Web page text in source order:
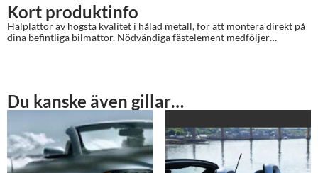
Kort produktinfo
Hälplattor av högsta kvalitet i hålad metall, för att montera direkt på
dina befintliga bilmattor. Nödvändiga fästelement medföljer…
Du kanske även gillar…